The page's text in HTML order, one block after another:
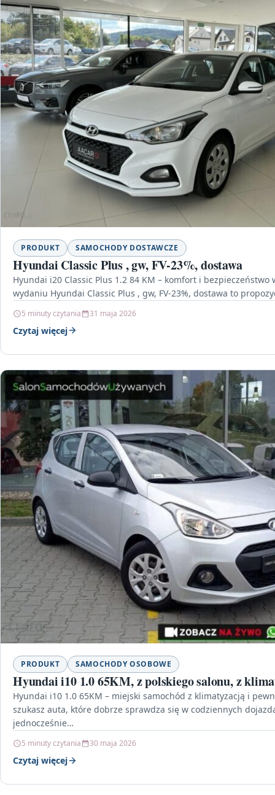
PRODUKT SAMOCHODY DOSTAWCZE
Hyundai Classic Plus , gw, FV-23%, dostawa
Hyundai i20 Classic Plus 1.2 84 KM – komfort i bezpieczeństwo
wydaniu Hyundai Classic Plus , gw, FV-23%, dostawa to
5 minuty czytania 31 maja 2026
Czytaj więcej
PRODUKT SAMOCHODY OSOBOWE
Hyundai i10 1.0 65KM, z polskiego salonu, z
Hyundai i10 1.0 65KM – miejski samochód z klimatyzacją i
szukasz auta, które dobrze sprawdza się w codziennych
jednocześnie…
5 minuty czytania 30 maja 2026
Czytaj więcej